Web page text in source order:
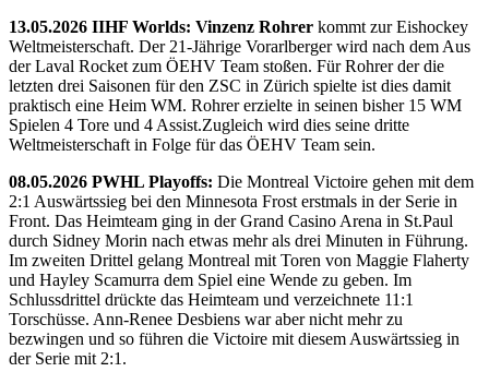
13.05.2026 IIHF Worlds: Vinzenz Rohrer kommt zur Eishockey
Weltmeisterschaft. Der 21-Jährige Vorarlberger wird nach dem Aus
der Laval Rocket zum ÖEHV Team stoßen. Für Rohrer der die
letzten drei Saisonen für den ZSC in Zürich spielte ist dies damit
praktisch eine Heim WM. Rohrer erzielte in seinen bisher 15 WM
Spielen 4 Tore und 4 Assist.Zugleich wird dies seine dritte
Weltmeisterschaft in Folge für das ÖEHV Team sein.
08.05.2026 PWHL Playoffs: Die Montreal Victoire gehen mit dem
2:1 Auswärtssieg bei den Minnesota Frost erstmals in der Serie in
Front. Das Heimteam ging in der Grand Casino Arena in St.Paul
durch Sidney Morin nach etwas mehr als drei Minuten in Führung.
Im zweiten Drittel gelang Montreal mit Toren von Maggie Flaherty
und Hayley Scamurra dem Spiel eine Wende zu geben. Im
Schlussdrittel drückte das Heimteam und verzeichnete 11:1
Torschüsse. Ann-Renee Desbiens war aber nicht mehr zu
bezwingen und so führen die Victoire mit diesem Auswärtssieg in
der Serie mit 2:1.